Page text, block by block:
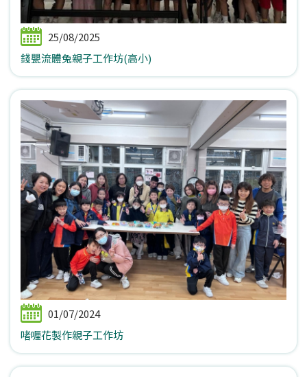
25/08/2025
錢甖流體兔親子工作坊(高小)
01/07/2024
啫喱花製作親子工作坊